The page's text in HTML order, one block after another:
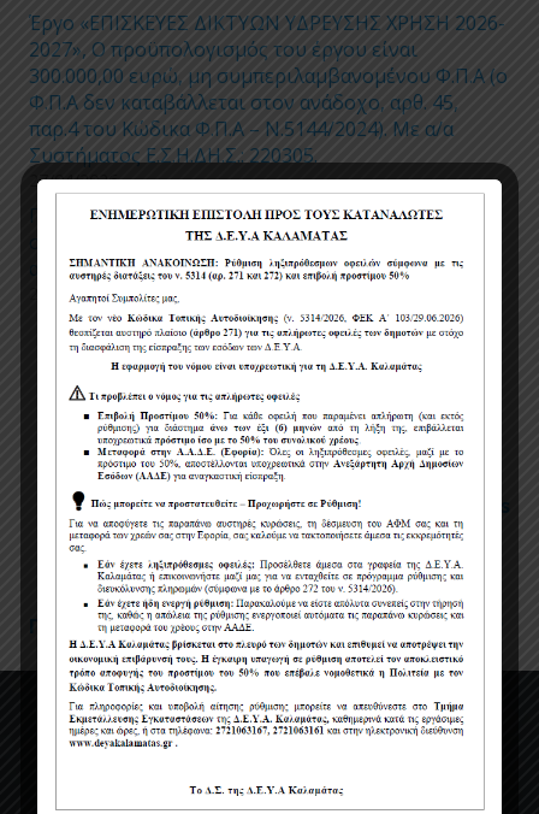
Έργο «ΕΠΙΣΚΕΥΕΣ ΔΙΚΤΥΩΝ ΥΔΡΕΥΣΗΣ ΧΡΗΣΗ 2026-
2027», Ο προϋπολογισμός του έργου είναι
300.000,00 ευρώ, μη συμπεριλαμβανομένου Φ.Π.Α (ο
Φ.Π.Α δεν καταβάλλεται στον ανάδοχο, αρθ. 45,
παρ.4 του Κώδικα Φ.Π.Α – Ν.5144/2024). Με α/α
Συστήματος Ε.Σ.Η.ΔΗ.Σ.: 220305.
27/04/2026
Προσωρινές ρυθμίσεις κυκλοφορίας και
στάθμευσης για την εκτέλεση εργασιών
αντικατάστασης τμημάτων δικτύου ύδρευσης
24/04/2026
Πολιτική χρήσης cookies
Όροι χρήσης
Πολιτική Προστασίας Προσωπικών Δεδομένων